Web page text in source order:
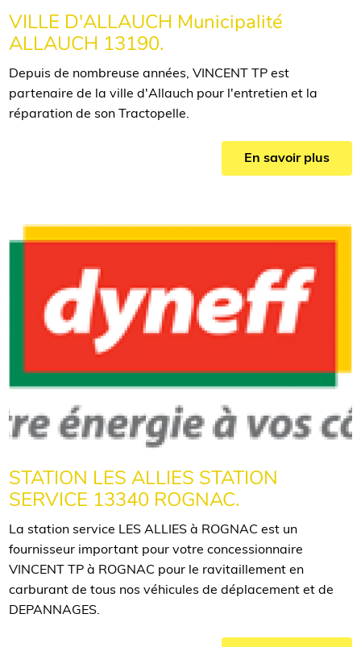
VILLE D'ALLAUCH Municipalité
ALLAUCH 13190.
Depuis de nombreuse années, VINCENT TP est
partenaire de la ville d'Allauch pour l'entretien et la
réparation de son Tractopelle.
En savoir plus
STATION LES ALLIES STATION
SERVICE 13340 ROGNAC.
La station service LES ALLIES à ROGNAC est un
fournisseur important pour votre concessionnaire
VINCENT TP à ROGNAC pour le ravitaillement en
carburant de tous nos véhicules de déplacement et de
DEPANNAGES.